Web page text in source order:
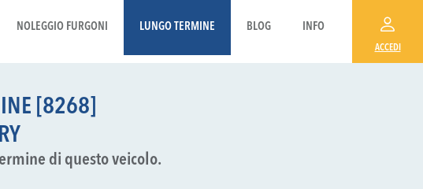
NOLEGGIO FURGONI LUNGO TERMINE BLOG INFO
ACCEDI
[8268]
di questo veicolo.